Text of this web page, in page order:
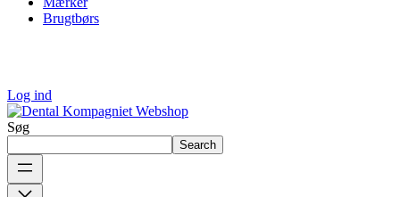
Brugtbørs
Log ind
Søg
Search